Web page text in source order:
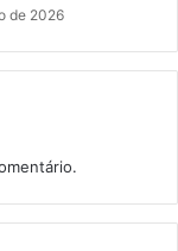
de 2026